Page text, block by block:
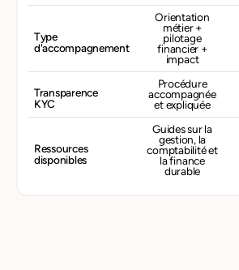
Type
d'accompagnement
Orientation
métier +
pilotage
financier +
impact
Transparence
KYC
Procédure
accompagnée
et expliquée
Ressources
disponibles
Guides sur la
gestion, la
comptabilité et
la finance
durable